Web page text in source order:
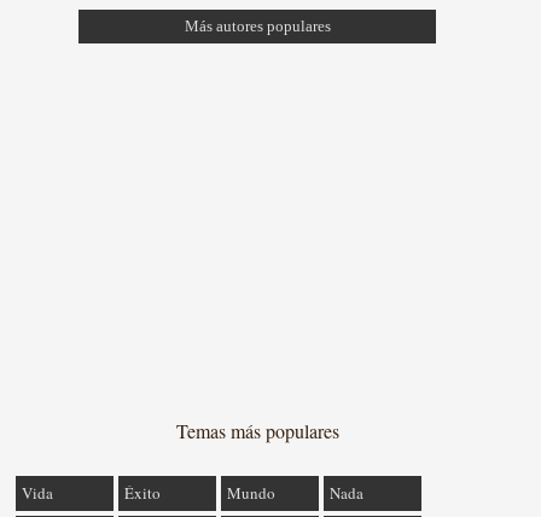
Más autores populares
Temas más populares
Vida Éxito Mundo Nada